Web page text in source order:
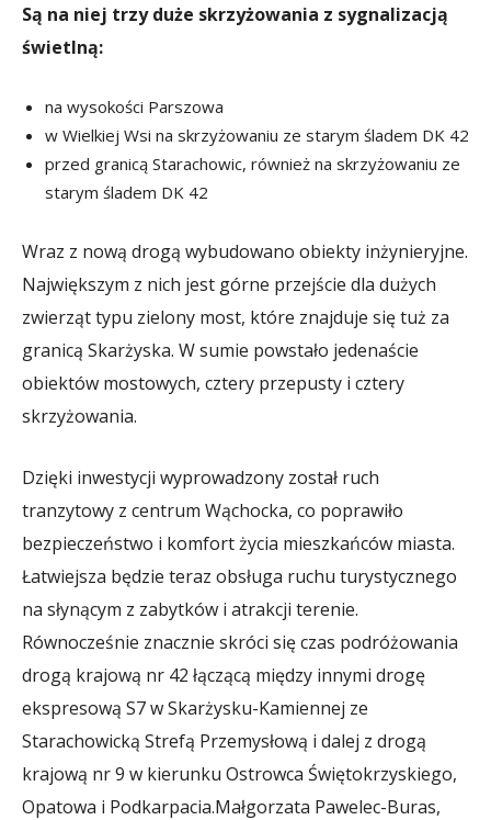
Są na niej trzy duże skrzyżowania z sygnalizacją
świetlną:
na wysokości Parszowa
w Wielkiej Wsi na skrzyżowaniu ze starym śladem DK 42
przed granicą Starachowic, również na skrzyżowaniu ze
starym śladem DK 42
Wraz z nową drogą wybudowano obiekty inżynieryjne.
Największym z nich jest górne przejście dla dużych
zwierząt typu zielony most, które znajduje się tuż za
granicą Skarżyska. W sumie powstało jedenaście
obiektów mostowych, cztery przepusty i cztery
skrzyżowania.
Dzięki inwestycji wyprowadzony został ruch
tranzytowy z centrum Wąchocka, co poprawiło
bezpieczeństwo i komfort życia mieszkańców miasta.
Łatwiejsza będzie teraz obsługa ruchu turystycznego
na słynącym z zabytków i atrakcji terenie.
Równocześnie znacznie skróci się czas podróżowania
drogą krajową nr 42 łączącą między innymi drogę
ekspresową S7 w Skarżysku-Kamiennej ze
Starachowicką Strefą Przemysłową i dalej z drogą
krajową nr 9 w kierunku Ostrowca Świętokrzyskiego,
Opatowa i Podkarpacia.Małgorzata Pawelec-Buras,